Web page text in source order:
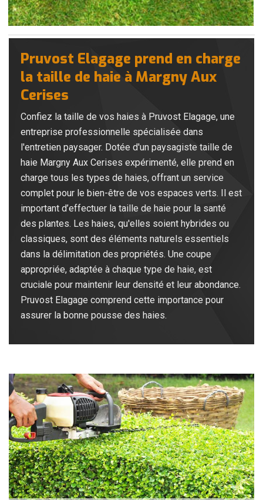
Pruvost Elagage prend en charge
la taille de haie à Margny Aux
Cerises
Confiez la taille de vos haies à Pruvost Elagage, une
entreprise professionnelle spécialisée dans
l'entretien paysager. Dotée d'un paysagiste taille de
haie Margny Aux Cerises expérimenté, elle prend en
charge tous les types de haies, offrant un service
complet pour le bien-être de vos espaces verts. Il est
important d’effectuer la taille de haie pour la santé
des plantes. Les haies, qu'elles soient hybrides ou
classiques, sont des éléments naturels essentiels
dans la délimitation des propriétés. Une coupe
appropriée, adaptée à chaque type de haie, est
cruciale pour maintenir leur densité et leur abondance.
Pruvost Elagage comprend cette importance pour
assurer la bonne pousse des haies.